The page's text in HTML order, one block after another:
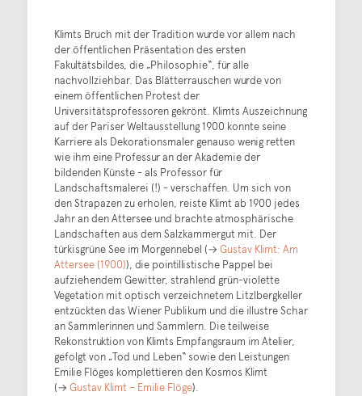
Klimts Bruch mit der Tradition wurde vor allem nach
der öffentlichen Präsentation des ersten
Fakultätsbildes, die „Philosophie“, für alle
nachvollziehbar. Das Blätterrauschen wurde von
einem öffentlichen Protest der
Universitätsprofessoren gekrönt. Klimts Auszeichnung
auf der Pariser Weltausstellung 1900 konnte seine
Karriere als Dekorationsmaler genauso wenig retten
wie ihm eine Professur an der Akademie der
bildenden Künste - als Professor für
Landschaftsmalerei (!) - verschaffen. Um sich von
den Strapazen zu erholen, reiste Klimt ab 1900 jedes
Jahr an den Attersee und brachte atmosphärische
Landschaften aus dem Salzkammergut mit. Der
türkisgrüne See im Morgennebel (→ Gustav Klimt: Am
Attersee (1900)), die pointillistische Pappel bei
aufziehendem Gewitter, strahlend grün-violette
Vegetation mit optisch verzeichnetem Litzlbergkeller
entzückten das Wiener Publikum und die illustre Schar
an Sammlerinnen und Sammlern. Die teilweise
Rekonstruktion von Klimts Empfangsraum im Atelier,
gefolgt von „Tod und Leben“ sowie den Leistungen
Emilie Flöges komplettieren den Kosmos Klimt
(→ Gustav Klimt – Emilie Flöge).